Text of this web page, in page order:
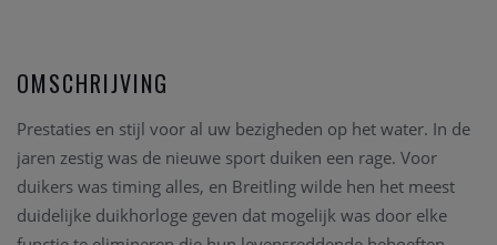
OMSCHRIJVING
Prestaties en stijl voor al uw bezigheden op het water. In de
jaren zestig was de nieuwe sport duiken een rage. Voor
duikers was timing alles, en Breitling wilde hen het meest
duidelijke duikhorloge geven dat mogelijk was door elke